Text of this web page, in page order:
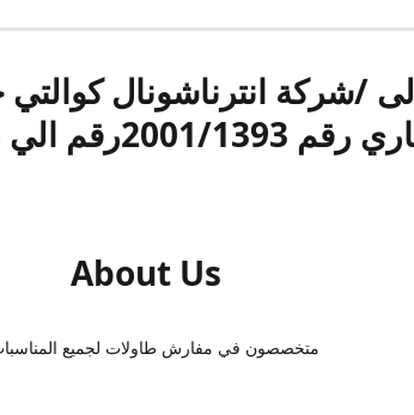
/شركة انترناشونال
2001/1393رقم الي 17439546
About Us
متخصصون في مفارش طاولات لجميع